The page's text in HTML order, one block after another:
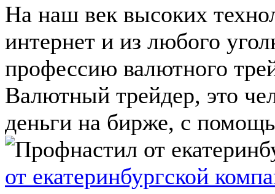
На наш век высоких
интернет и из любого
профессию валютного
Валютный трейдер, это
деньги на бирже, с
от екатеринбургской